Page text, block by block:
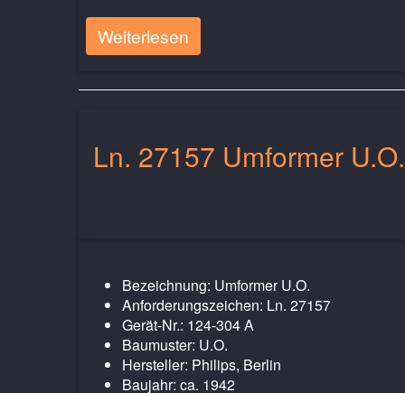
Weiterlesen
Ln. 27157 Umformer U.O.
Bezeichnung: Umformer U.O.
Anforderungszeichen: Ln. 27157
Gerät-Nr.: 124-304 A
Baumuster: U.O.
Hersteller: Philips, Berlin
Baujahr: ca. 1942